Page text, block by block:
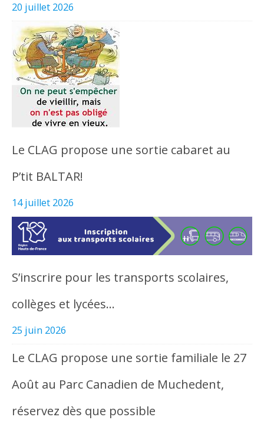
20 juillet 2026
Le CLAG propose une sortie cabaret au
P’tit BALTAR!
14 juillet 2026
S’inscrire pour les transports scolaires,
collèges et lycées…
25 juin 2026
Le CLAG propose une sortie familiale le 27
Août au Parc Canadien de Muchedent,
réservez dès que possible